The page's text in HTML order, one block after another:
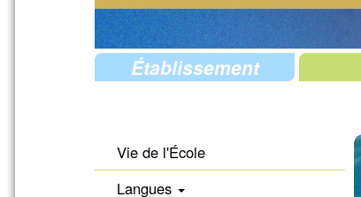
Établissement
Vie de l'École
Langues